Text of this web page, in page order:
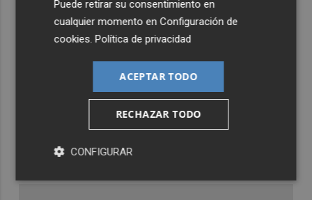
Puede retirar su consentimiento en
cualquier momento enConfiguración de
cookies.Política de privacidad
ACEPTAR TODO
RECHAZAR TODO
CONFIGURAR